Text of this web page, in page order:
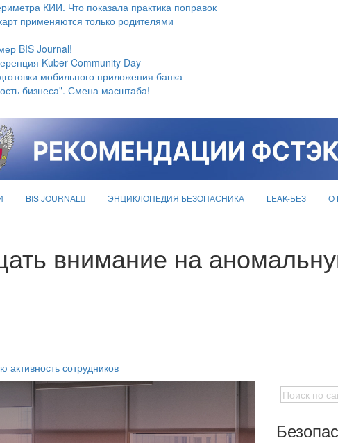
КИИ. Что показала практика поправок
применяются только родителями
BIS Journal!
Kuber Community Day
мобильного приложения банка
бизнеса". Смена масштаба!
BIS JOURNAL ЭНЦИКЛОПЕДИЯ БЕЗОПАСНИКА LEAK-БЕЗ О
внимание на
сотрудников